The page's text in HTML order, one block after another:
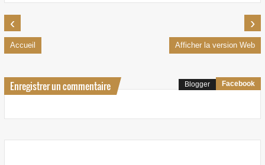
‹ ›
Accueil Afficher la version Web
Enregistrer un commentaire Blogger Facebook